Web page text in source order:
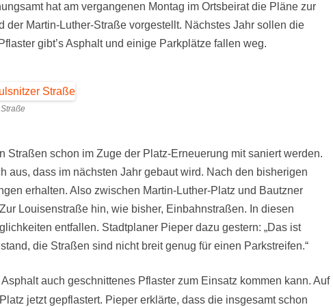
hat am vergangenen Montag im Ortsbeirat die Pläne zur
der Martin-Luther-Straße vorgestellt. Nächstes Jahr sollen die
gibt’s Asphalt und einige Parkplätze fallen weg.
Straßen schon im Zuge der Platz-Erneuerung mit saniert werden.
aus, dass im nächsten Jahr gebaut wird. Nach den bisherigen
erhalten. Also zwischen Martin-Luther-Platz und Bautzner
Louisenstraße hin, wie bisher, Einbahnstraßen. In diesen
entfallen. Stadtplaner Pieper dazu gestern: „Das ist
die Straßen sind nicht breit genug für einen Parkstreifen.“
auch geschnittenes Pflaster zum Einsatz kommen kann. Auf
jetzt gepflastert. Pieper erklärte, dass die insgesamt schon